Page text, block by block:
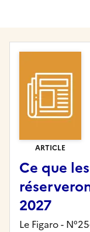
ARTICLE
Ce que
2027
Le Figaro -